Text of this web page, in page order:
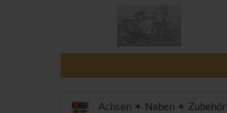
Achsen ✶ Naben ✶ Zubehör